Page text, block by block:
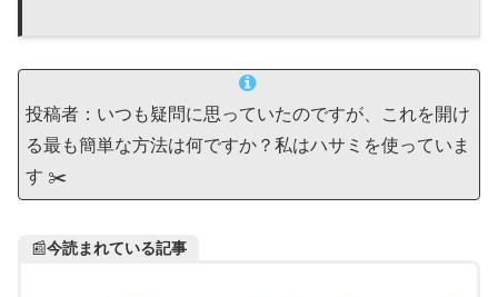
投稿者：いつも疑問に思っていたのですが、これを開け
る最も簡単な方法は何ですか？私はハサミを使っていま
す ✂️
📰今読まれている記事